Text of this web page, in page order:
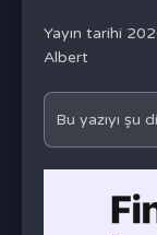
Yayın tarihi
Albert
Bu yazıyı şu